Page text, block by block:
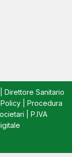
Direttore Sanitario
Procedura
| P.IVA